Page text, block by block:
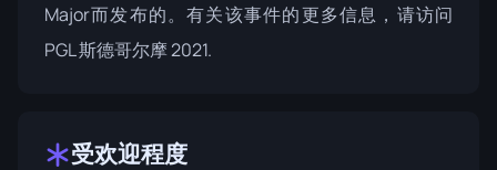
Major而发布的。有关该事件的更多信息，请访问
PGL 斯德哥尔摩 2021.
受欢迎程度